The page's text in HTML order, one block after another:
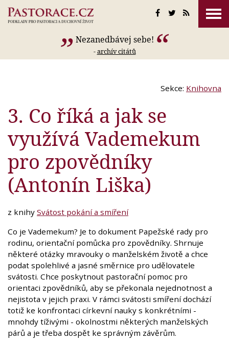
Nezanedbávej sebe!
-archív citátů
Sekce: Knihovna
3. Co říká a jak se
využívá Vademekum
pro zpovědníky
(Antonín Liška)
z knihy Svátost pokání a smíření
Co je Vademekum? Je to dokument Papežské rady pro
rodinu, orientační pomůcka pro zpovědníky. Shrnuje
některé otázky mravouky o manželském životě a chce
podat spolehlivé a jasné směrnice pro udělovatele
svátosti. Chce poskytnout pastorační pomoc pro
orientaci zpovědníků, aby se překonala nejednotnost a
nejistota v jejich praxi. V rámci svátosti smíření dochází
totiž ke konfrontaci církevní nauky s konkrétními -
mnohdy tíživými - okolnostmi některých manželských
párů a je třeba dospět ke správným závěrům.